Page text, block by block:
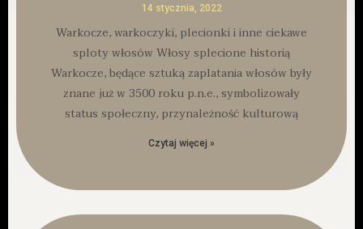
14 stycznia, 2022
Warkocze, warkoczyki, plecionki i inne ciekawe
sploty włosów Włosy splecione historią
Warkocze, będące sztuką zaplatania włosów były
znane już w 3500 roku p.n.e., symbolizowały
status społeczny, przynależność kulturową
Czytaj więcej »